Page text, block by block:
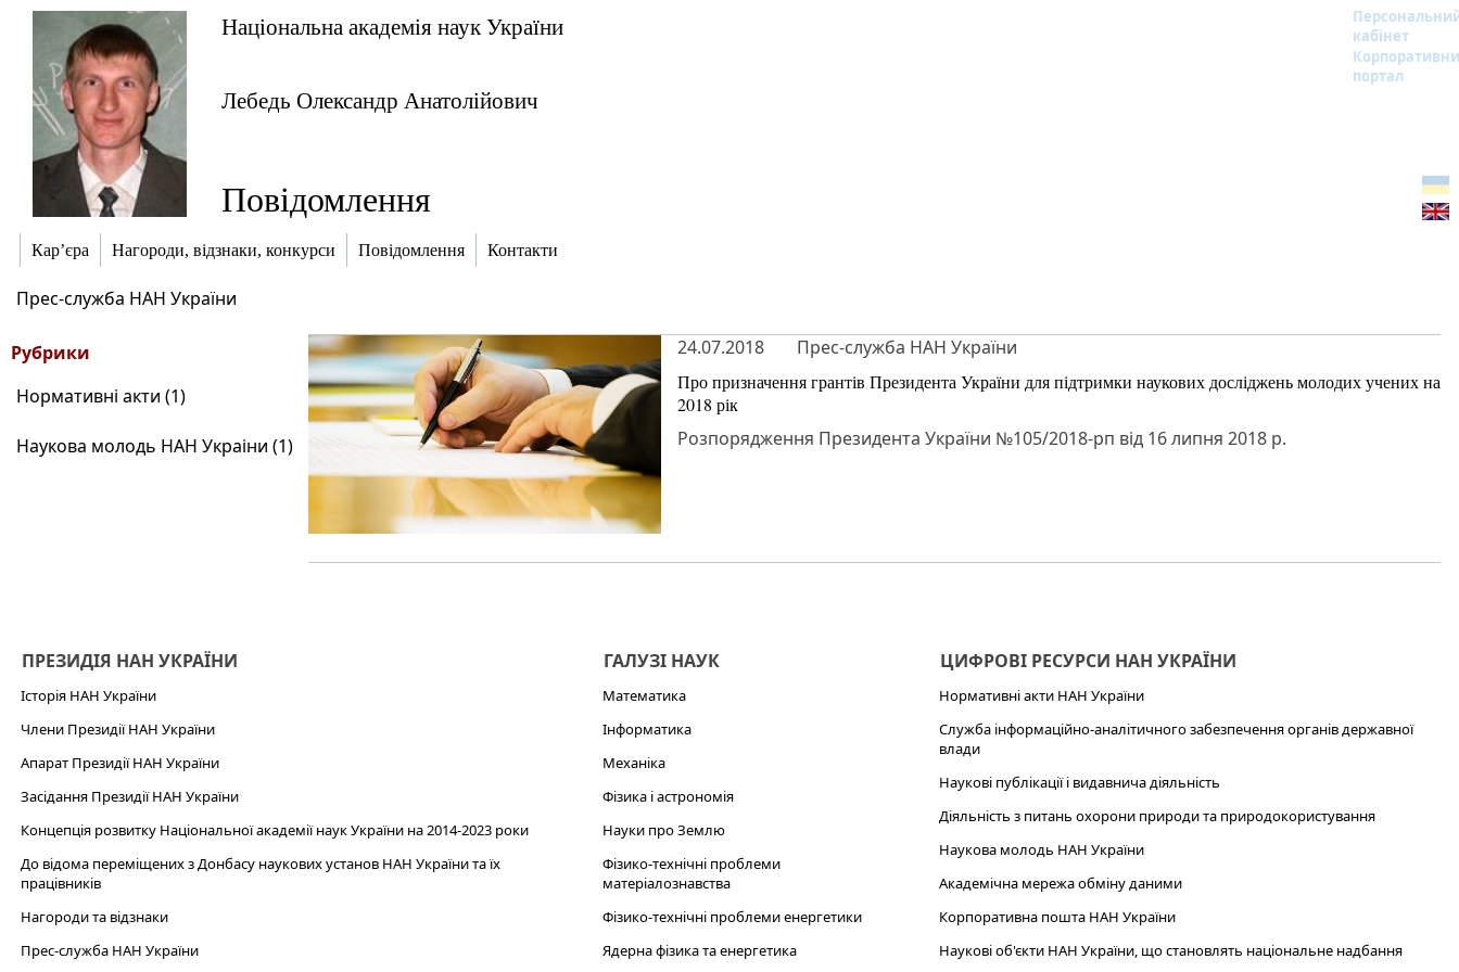
Національна академія наук України
кабінет
портал
Лебедь Олександр Анатолійович
Повідомлення
Кар’єра Нагороди, відзнаки, конкурси Повідомлення Контакти
Прес-служба НАН України
Рубрики
Нормативні акти (1)
Наукова молодь НАН Украіни (1)
24.07.2018 Прес-служба НАН України
Про призначення грантів Президента України для підтримки наукових досліджень молодих учених на
2018 рік
Розпорядження Президента України №105/2018-рп від 16 липня 2018 р.
ПРЕЗИДІЯ НАН УКРАЇНИ
Історія НАН України
Члени Президії НАН України
Апарат Президії НАН України
Засідання Президії НАН України
Концепція розвитку Національної академії наук України на 2014-2023 роки
До відома переміщених з Донбасу наукових установ НАН України та їх
працівників
Нагороди та відзнаки
Прес-служба НАН України
ГАЛУЗІ НАУК
Математика
Інформатика
Механіка
Фізика і астрономія
Науки про Землю
Фізико-технічні проблеми
матеріалознавства
Фізико-технічні проблеми енергетики
Ядерна фізика та енергетика
ЦИФРОВІ РЕСУРСИ НАН УКРАЇНИ
Нормативні акти НАН України
Служба інформаційно-аналітичного забезпечення органів державної
влади
Наукові публікації і видавнича діяльність
Діяльність з питань охорони природи та природокористування
Наукова молодь НАН України
Академічна мережа обміну даними
Корпоративна пошта НАН України
Наукові об'єкти НАН України, що становлять національне надбання